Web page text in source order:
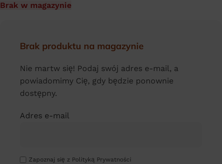
Brak w magazynie
Brak produktu na magazynie
Nie martw się! Podaj swój adres e-mail, a
powiadomimy Cię, gdy będzie ponownie
dostępny.
Adres e-mail
Zapoznaj się z Polityką Prywatności